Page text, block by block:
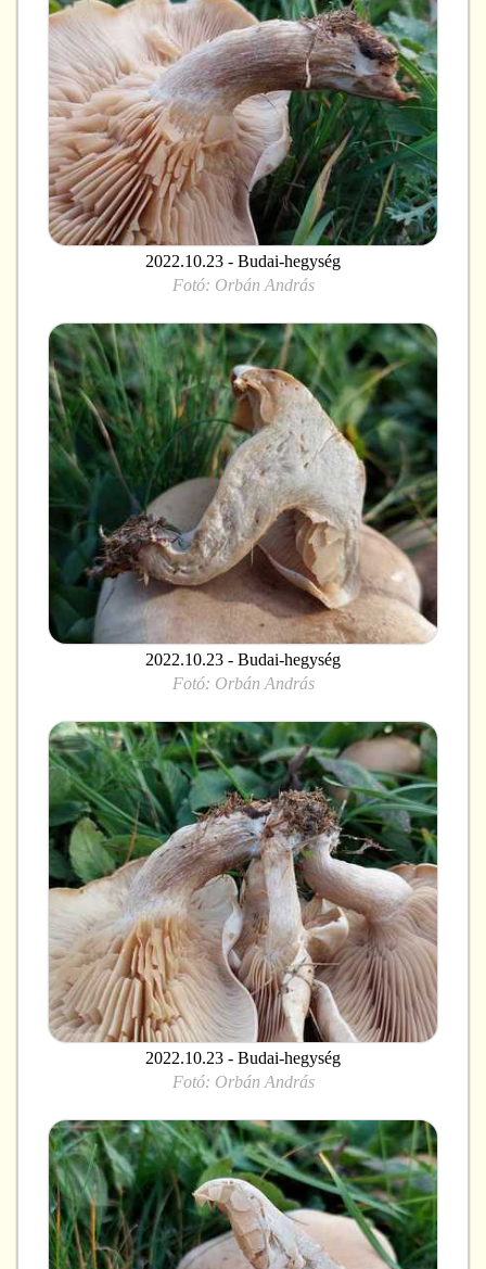
2022.10.23 - Budai-hegység
Fotó: Orbán András
2022.10.23 - Budai-hegység
Fotó: Orbán András
2022.10.23 - Budai-hegység
Fotó: Orbán András